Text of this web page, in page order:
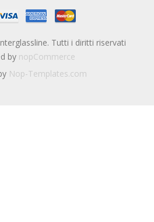
Tutti i diritti riservati
by nopCommerce
Nop-Templates.com